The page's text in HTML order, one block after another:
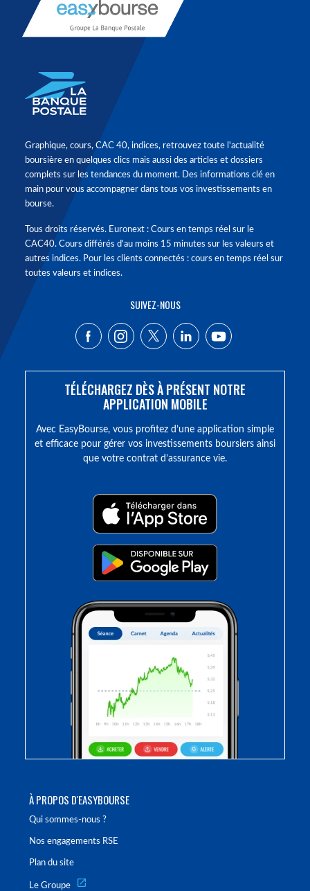
À PROPOS D'EASYBOURSE
Qui sommes-nous ?
Nos engagements RSE
Plan du site
Le Groupe
Graphique, cours, CAC 40, indices, retrouvez toute l'actualité
boursière en quelques clics mais aussi des articles et dossiers
complets sur les tendances du moment. Des informations clé en
main pour vous accompagner dans tous vos investissements en
bourse.
Tous droits réservés. Euronext : Cours en temps réel sur le
CAC40. Cours différés d'au moins 15 minutes sur les valeurs et
autres indices. Pour les clients connectés : cours en temps réel sur
toutes valeurs et indices.
SUIVEZ-NOUS
TÉLÉCHARGEZ DÈS À PRÉSENT NOTRE
APPLICATION MOBILE
Avec EasyBourse, vous profitez d’une application simple
et efficace pour gérer vos investissements boursiers ainsi
que votre contrat d’assurance vie.